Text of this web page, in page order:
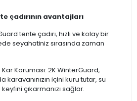
çadırının avantajları
tente çadırı, hızlı ve kolay bir
seyahatiniz sırasında zaman
Koruması: 2K WinterGuard,
karavanınızın içini kuru tutar, su
çıkarmanızı sağlar.